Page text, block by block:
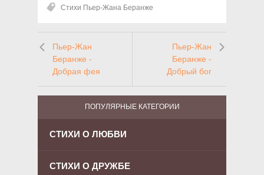
Стихи Пьер-Жана Беранже
Пьер-Жан
Беранже -
Добрая фея
Пьер-Жан
Беранже -
Добрый бог
ПОПУЛЯРНЫЕ КАТЕГОРИИ
СТИХИ О ЛЮБВИ
СТИХИ О ДРУЖБЕ